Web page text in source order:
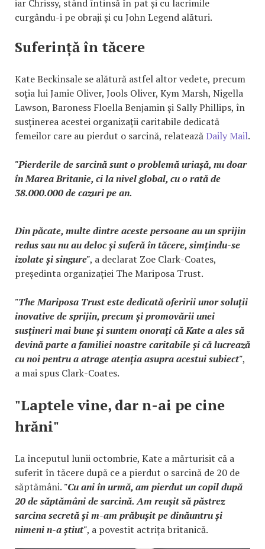
iar Chrissy, stând întinsă în pat și cu lacrimile
curgându-i pe obraji și cu John Legend alături.
Suferință în tăcere
Kate Beckinsale se alătură astfel altor vedete, precum
soția lui Jamie Oliver, Jools Oliver, Kym Marsh, Nigella
Lawson, Baroness Floella Benjamin și Sally Phillips, în
susținerea acestei organizații caritabile dedicată
femeilor care au pierdut o sarcină, relateazăDaily Mail.
"Pierderile de sarcină sunt o problemă uriașă, nu doar
în Marea Britanie, ci la nivel global, cu o rată de
38.000.000 de cazuri pe an.
Din păcate, multe dintre aceste persoane au un sprijin
redus sau nu au deloc și suferă în tăcere, simțindu-se
izolate și singure", a declarat Zoe Clark-Coates,
președinta organizației The Mariposa Trust.
"The Mariposa Trust este dedicată oferirii unor soluții
inovative de sprijin, precum și promovării unei
susțineri mai bune și suntem onorați că Kate a ales să
devină parte a familiei noastre caritabile și că lucrează
cu noi pentru a atrage atenția asupra acestui subiect",
a mai spus Clark-Coates.
"Laptele vine, dar n-ai pe cine
hrăni"
La începutul lunii octombrie, Kate a mărturisit că a
suferit în tăcere după ce a pierdut o sarcină de 20 de
săptămâni. "Cu ani în urmă, am pierdut un copil după
20 de săptămâni de sarcină. Am reușit să păstrez
sarcina secretă și m-am prăbușit pe dinăuntru și
nimeni n-a știut", a povestit actrița britanică.